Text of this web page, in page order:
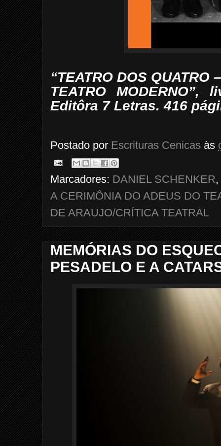
“TEATRO DOS QUATRO
TEATRO MODERNO”,
Editôra 7 Letras. 416
Postado por Escrituras Cenicas às
Marcadores: DANIEL SCHENKER,
A CERIMÔNIA DO ADEUS DO
DE ARAUJO/CRÍTICA TEATRAL
MEMÓRIAS DO
PESADELO E A